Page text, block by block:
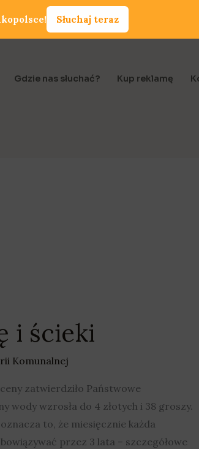
Gdzie nas słuchać? Kup reklamę
i ścieki
Komunalnej
zatwierdziło Państwowe
wody wzrosła do 4 złotych i 38 groszy.
to, że miesięcznie każda
przez 3 lata – szczegółowe
Słuchaj teraz